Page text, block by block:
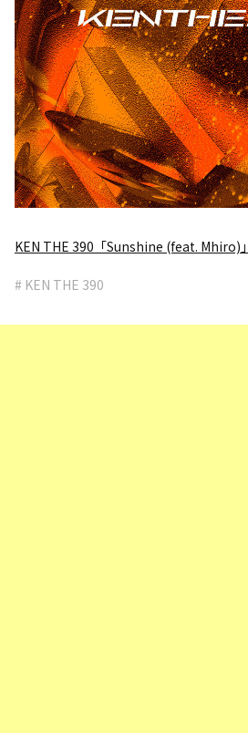
KEN THE 390「Sunshine (feat. Mhiro)」
# KEN THE 390